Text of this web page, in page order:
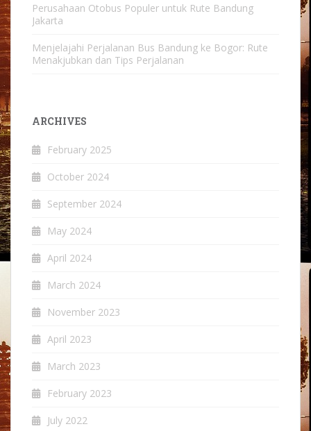
Perusahaan Otobus Populer untuk Rute Bandung
Jakarta
Menjelajahi Perjalanan Bus Bandung ke Bogor: Rute
Menakjubkan dan Tips Perjalanan
ARCHIVES
February 2025
October 2024
September 2024
May 2024
April 2024
March 2024
November 2023
April 2023
March 2023
February 2023
July 2022